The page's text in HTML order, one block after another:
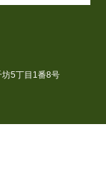
坊5丁目1番8号